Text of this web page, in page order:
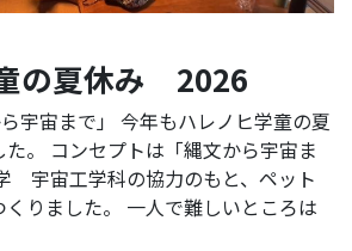
の夏休み 2026
宇宙まで」 今年もハレノヒ学童の夏
。 コンセプトは「縄文から宇宙ま
宇宙工学科の協力のもと、ペット
りました。 一人で難しいところは